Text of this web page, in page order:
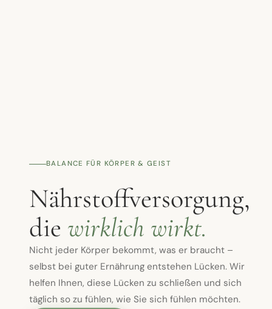
BALANCE FÜR KÖRPER & GEIST
Nährstoffversorgung,
die wirklich wirkt.
Nicht jeder Körper bekommt, was er braucht –
selbst bei guter Ernährung entstehen Lücken. Wir
helfen Ihnen, diese Lücken zu schließen und sich
täglich so zu fühlen, wie Sie sich fühlen möchten.